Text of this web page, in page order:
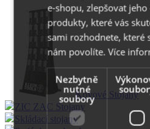
Kovové Stojany
ZIC ZAC Stojany
Skládací stojany
e-shopu, zlepšovat
produkty, které vás
sami rozhodnete, které
nám povolíte.Více
Nezbytně
nutné
soubory